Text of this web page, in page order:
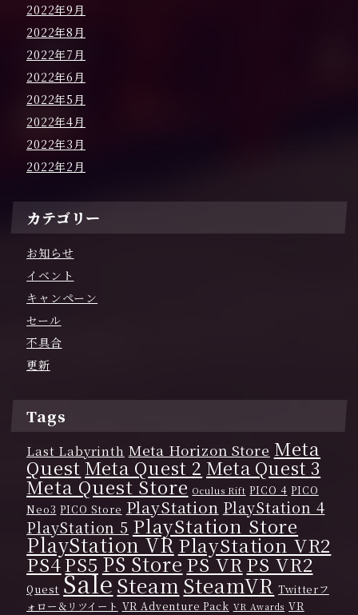
2022年9月
2022年8月
2022年7月
2022年6月
2022年5月
2022年4月
2022年3月
2022年2月
カテゴリー
お知らせ
イベント
キャンペーン
セール
不具合
更新
Tags
Last Labyrinth Meta Horizon Store Meta
QuestMeta Quest 2 Meta Quest 3
Meta Quest Store Oculus Rift PICO 4 PICO
Neo3 PICO Store PlayStation PlayStation 4
PlayStation 5 PlayStation Store
PlayStation VRPlayStation VR2
PS4PS5PS StorePS VRPS VR2
Quest SaleSteam SteamVR Twitterフ
ォロー＆リツイート VR Adventure Pack VR Awards VR